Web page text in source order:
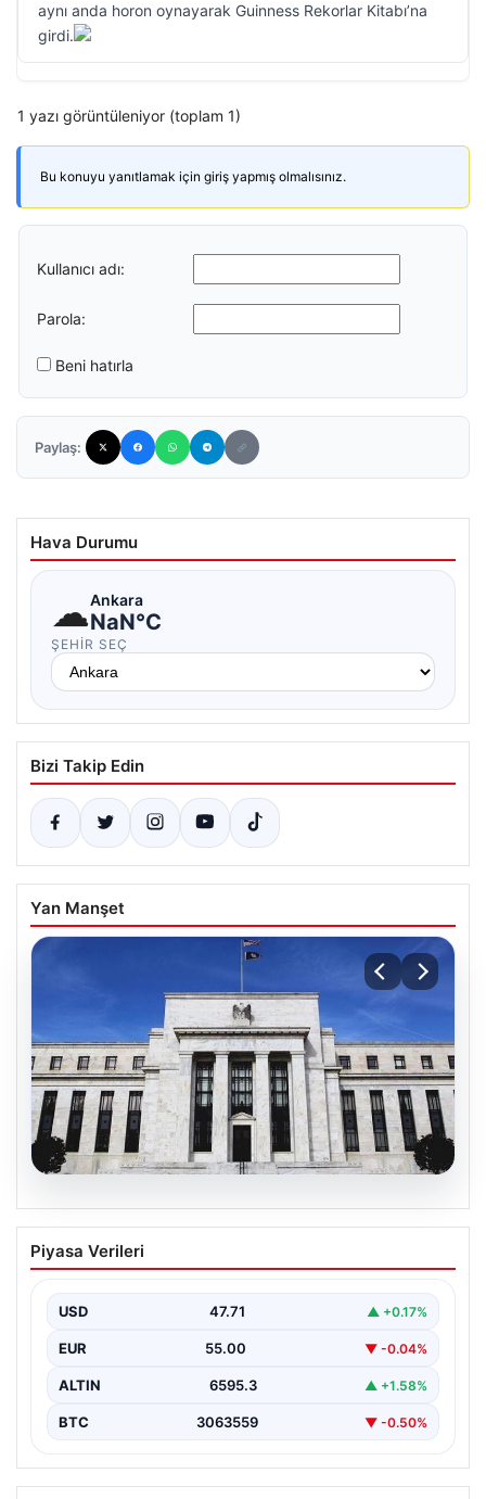
aynı anda horon oynayarak Guinness Rekorlar Kitabı’na
girdi.
1 yazı görüntüleniyor (toplam 1)
Bu konuyu yanıtlamak için giriş yapmış olmalısınız.
Kullanıcı adı:
Parola:
Beni hatırla
Paylaş:
Hava Durumu
☁Ankara
NaN°C
ŞEHIR SEÇ
Bizi Takip Edin
Yan Manşet
06.08.2026
Fed faizi sabit tuttu
Piyasa Verileri
USD 47.71 ▲ +0.17%
EUR 55.00 ▼ -0.04%
ALTIN 6595.3 ▲ +1.58%
BTC 3063559 ▼ -0.50%